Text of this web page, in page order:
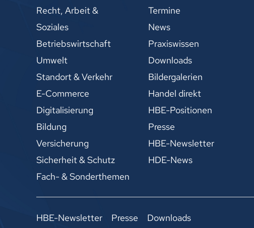
Recht, Arbeit &
Soziales
Betriebswirtschaft
Umwelt
Standort & Verkehr
E-Commerce
Digitalisierung
Bildung
Versicherung
Sicherheit & Schutz
Fach- & Sonderthemen
Termine
News
Praxiswissen
Downloads
Bildergalerien
Handel direkt
HBE-Positionen
Presse
HBE-Newsletter
HDE-News
HBE-Newsletter Presse Downloads